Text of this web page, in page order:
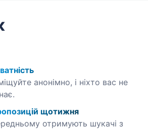
анонімно, і ніхто вас не
щотижня
отримують шукачі з